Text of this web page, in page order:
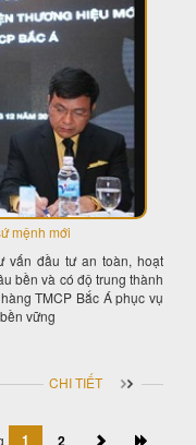
mệnh mới
vấn đầu tư an toàn, hoạt
bền và có độ trung thành
TMCP Bắc Á phục vụ
vững
CHI TIẾT
1 2